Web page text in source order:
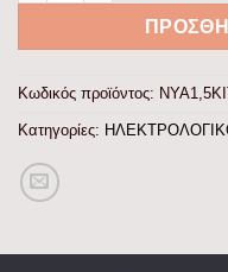
Κωδικός προϊόντος:
Κατηγορίες: